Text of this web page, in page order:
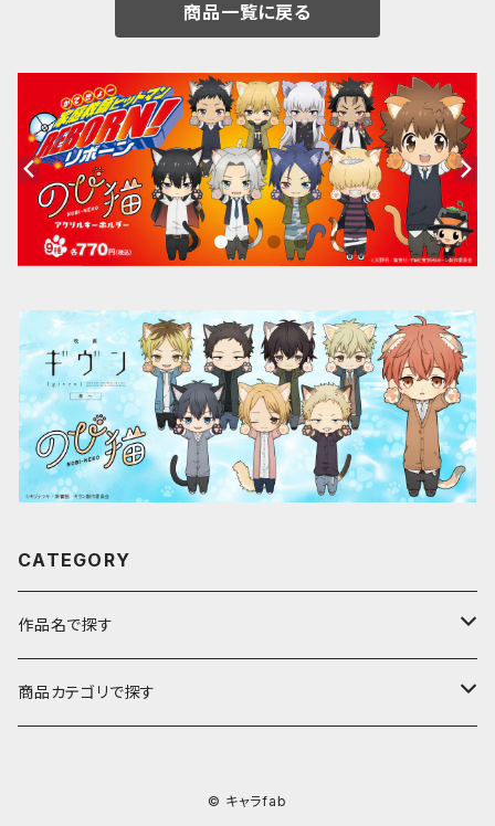
商品一覧に戻る
CATEGORY
作品名で探す
ア行
商品カテゴリで探す
© キャラfab